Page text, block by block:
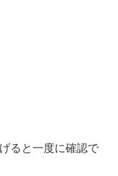
ると一度に確認で